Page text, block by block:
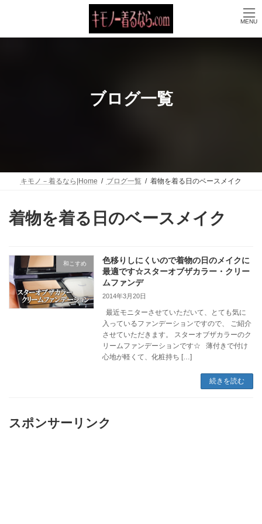
ン
ー
ブログ一覧
キモノ－着るなら|Home ブログ一覧 着物を着る日のベースメイク
着物を着る日のベースメイク
和こすめ
色移りしにくいので着物の日のメイクに
最適です☆スターオブザカラー・クリー
ムファンデ
2014年3月20日
最近モニターさせていただいて、とても気に
入っているファンデーションですので、 ご紹介
させていただきます。 スターオブザカラーのク
リームファンデーションです☆ 薄付きで付け
心地が軽くて、化粧持ち […]
続きを読む
スポンサーリンク
MENU